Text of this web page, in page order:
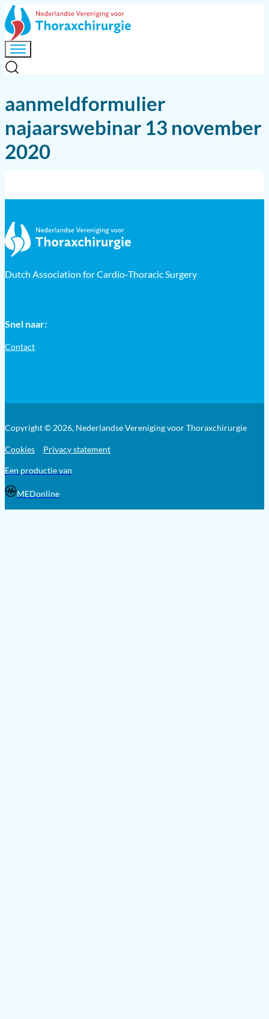
aanmeldformulier
najaarswebinar 13 november
2020
Dutch Association for Cardio-Thoracic Surgery
Snel naar:
Contact
Copyright © 2026, Nederlandse Vereniging voor Thoraxchirurgie
Cookies Privacy statement
Een productie van
MEDonline